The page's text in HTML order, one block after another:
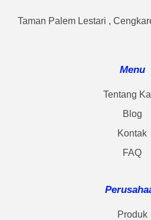
Taman Palem Lestari ,
Menu
Tentang
Blog
Kontak
FAQ
Produk